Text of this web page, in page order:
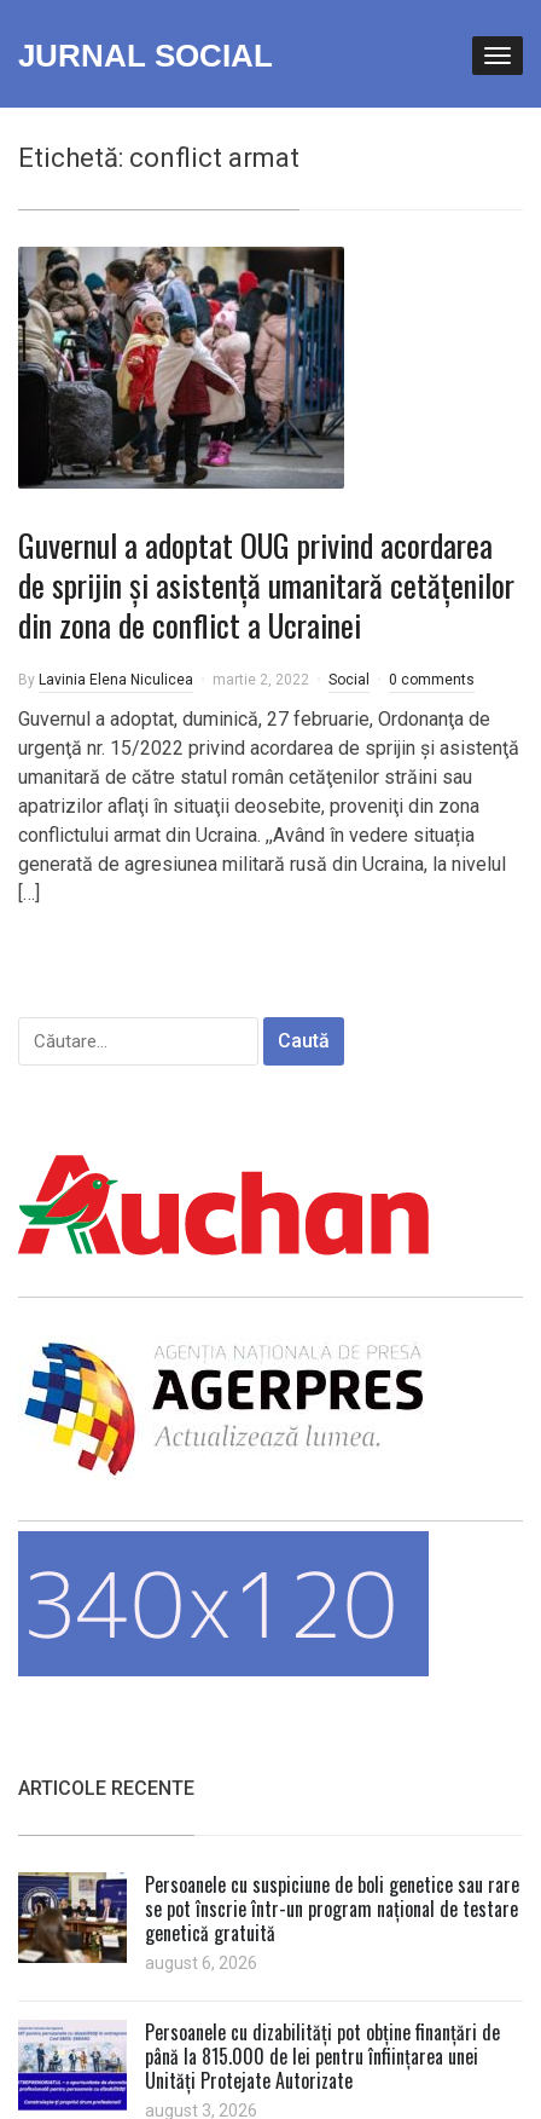
JURNAL SOCIAL
Etichetă: conflict armat
Guvernul a adoptat OUG privind acordarea
de sprijin şi asistenţă umanitară cetățenilor
din zona de conflict a Ucrainei
By Lavinia Elena Niculicea martie 2, 2022 Social 0 comments
Guvernul a adoptat, duminică, 27 februarie, Ordonanţa de
urgenţă nr. 15/2022 privind acordarea de sprijin şi asistenţă
umanitară de către statul român cetăţenilor străini sau
apatrizilor aflaţi în situaţii deosebite, proveniţi din zona
conflictului armat din Ucraina. ,,Având în vedere situația
generată de agresiunea militară rusă din Ucraina, la nivelul
[…]
Caută
după:
ARTICOLE RECENTE
Persoanele cu suspiciune de boli genetice sau rare
se pot înscrie într-un program național de testare
genetică gratuită
august 6, 2026
Persoanele cu dizabilități pot obține finanțări de
până la 815.000 de lei pentru înființarea unei
Unități Protejate Autorizate
august 3, 2026